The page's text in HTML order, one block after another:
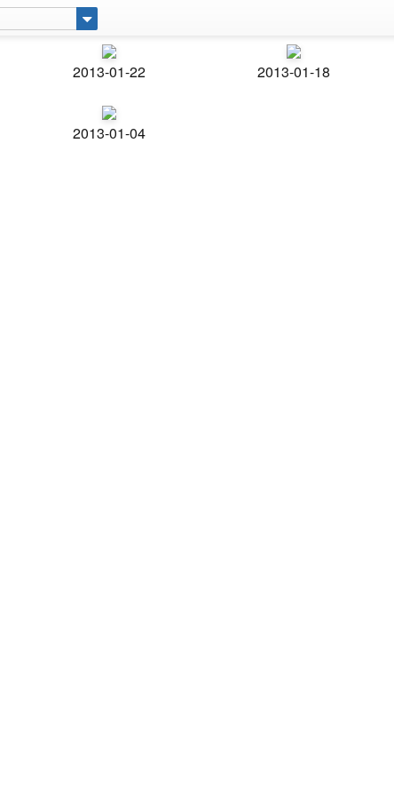
2013-01-22 2013-01-18
2013-01-04